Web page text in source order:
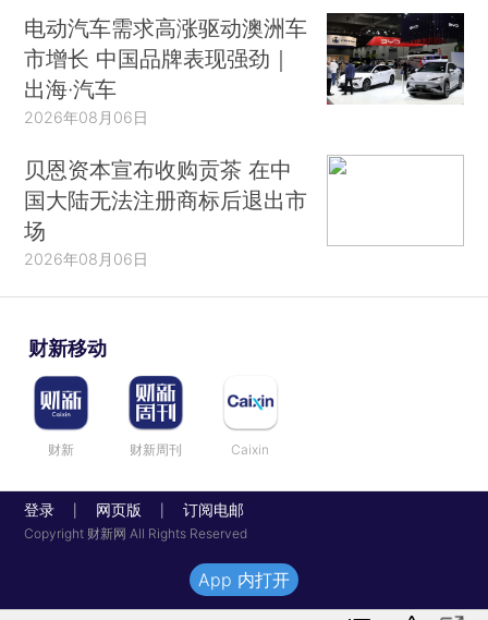
电动汽车需求高涨驱动澳洲车
市增长 中国品牌表现强劲｜
出海·汽车
2026年08月06日
贝恩资本宣布收购贡茶 在中
国大陆无法注册商标后退出市
场
2026年08月06日
财新移动
财新 财新周刊 Caixin
登录 网页版 订阅电邮
Copyright 财新网 All Rights Reserved
App 内打开